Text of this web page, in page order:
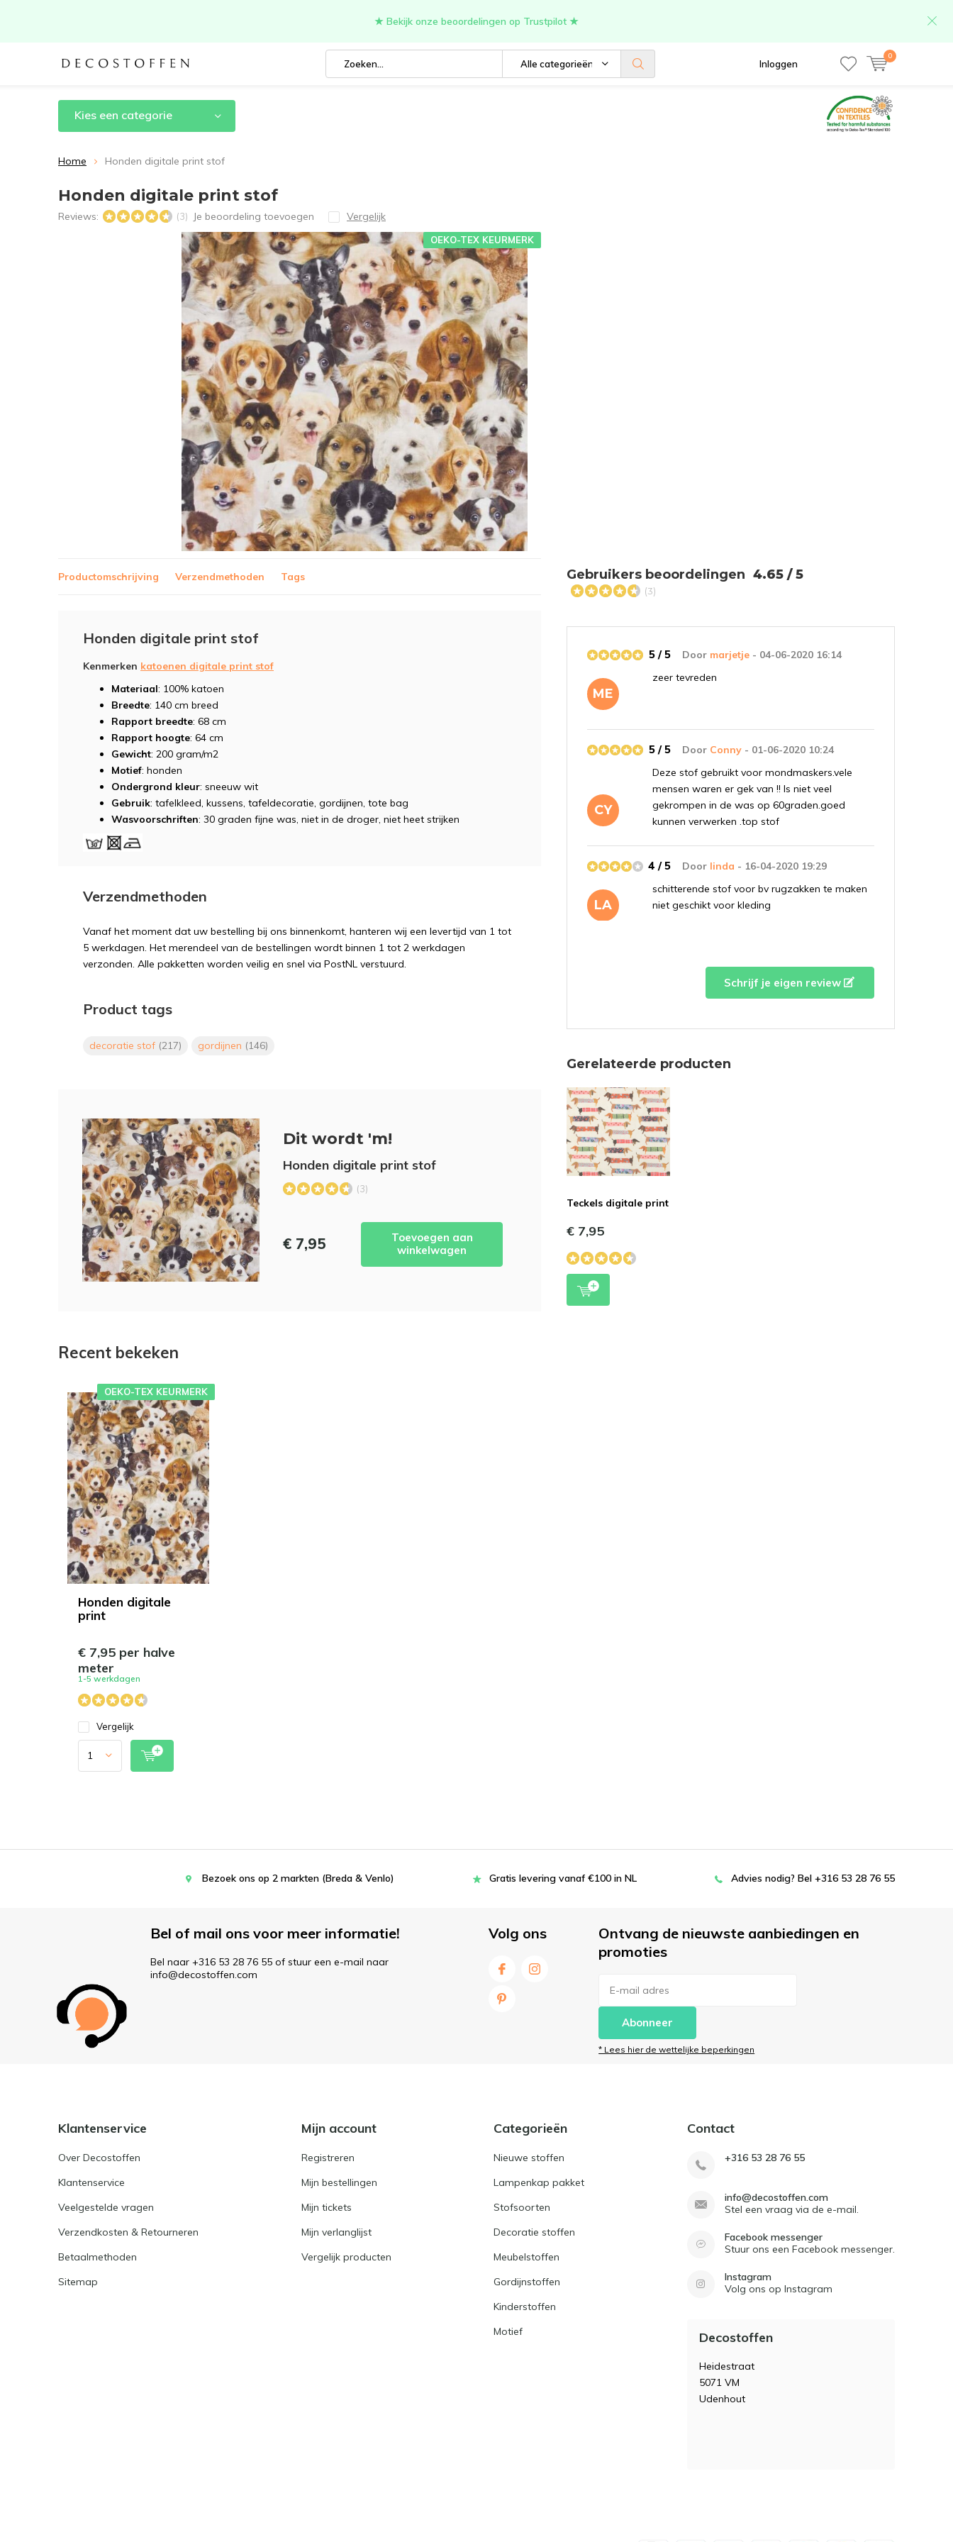
Alle categorieën Inloggen
0
★ Bekijk onze beoordelingen op Trustpilot ★
Kies een categorie
Home Honden digitale print stof
Honden digitale print stof
Reviews: (3) Je beoordeling toevoegen Vergelijk
OEKO-TEX KEURMERK
Productomschrijving Verzendmethoden Tags
Honden digitale print stof
Kenmerken katoenen digitale print stof
Materiaal: 100% katoen
Breedte: 140 cm breed
Rapport breedte: 68 cm
Rapport hoogte: 64 cm
Gewicht: 200 gram/m2
Motief: honden
Ondergrond kleur: sneeuw wit
Gebruik: tafelkleed, kussens, tafeldecoratie, gordijnen, tote bag
Wasvoorschriften: 30 graden fijne was, niet in de droger, niet heet strijken
Verzendmethoden
Vanaf het moment dat uw bestelling bij ons binnenkomt, hanteren wij een levertijd van 1 tot
5 werkdagen. Het merendeel van de bestellingen wordt binnen 1 tot 2 werkdagen
verzonden. Alle pakketten worden veilig en snel via PostNL verstuurd.
Product tags
decoratie stof (217) gordijnen (146)
Dit wordt 'm!
Honden digitale print stof
(3)
€ 7,95
Toevoegen aan
winkelwagen
Gebruikers beoordelingen 4.65 / 5
(3)
ME
Door marjetje - 04-06-2020 16:14
5 / 5
zeer tevreden
CY
Door Conny - 01-06-2020 10:24
5 / 5
Deze stof gebruikt voor mondmaskers.vele
mensen waren er gek van !! Is niet veel
gekrompen in de was op 60graden.goed
kunnen verwerken .top stof
LA
Door linda - 16-04-2020 19:29
4 / 5
schitterende stof voor bv rugzakken te maken
niet geschikt voor kleding
Schrijf je eigen review
Gerelateerde producten
Teckels digitale print
€ 7,95
Recent bekeken
Honden digitale
print
OEKO-TEX KEURMERK
€ 7,95 per halve
meter
1-5 werkdagen
Vergelijk
Bezoek ons op 2 markten (Breda & Venlo) Gratis levering vanaf €100 in NL Advies nodig? Bel +316 53 28 76 55
Bel of mail ons voor meer informatie!
Bel naar +316 53 28 76 55 of stuur een e-mail naar
info@decostoffen.com
Volg ons
Ontvang de nieuwste aanbiedingen en
promoties
Abonneer
* Lees hier de wettelijke beperkingen
Klantenservice
Over Decostoffen
Klantenservice
Veelgestelde vragen
Verzendkosten & Retourneren
Betaalmethoden
Sitemap
Mijn account
Registreren
Mijn bestellingen
Mijn tickets
Mijn verlanglijst
Vergelijk producten
Categorieën
Nieuwe stoffen
Lampenkap pakket
Stofsoorten
Decoratie stoffen
Meubelstoffen
Gordijnstoffen
Kinderstoffen
Motief
Contact
+316 53 28 76 55
info@decostoffen.com
Stel een vraag via de e-mail.
Facebook messenger
Stuur ons een Facebook messenger.
Instagram
Volg ons op Instagram
Decostoffen
Heidestraat
5071 VM
Udenhout